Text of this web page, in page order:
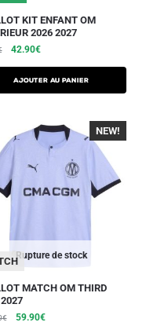
KIT ENFANT OM
2026 2027
42.90€
AJOUTER AU PANIER
Rupture de stock
-40%
NEW!
MATCH OM THIRD
€ 59.90€